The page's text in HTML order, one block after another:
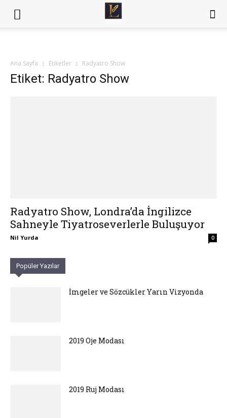
Ana Sayfa Etiketler Radyatro Show
Etiket: Radyatro Show
Radyatro Show, Londra’da İngilizce
Sahneyle Tiyatroseverlerle Buluşuyor
Nil Yurda 0
Popüler Yazılar
İmgeler ve Sözcükler Yarın Vizyonda
2019 Oje Modası
2019 Ruj Modası